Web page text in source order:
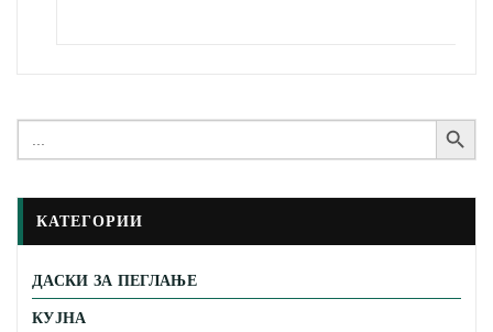
Search
for:
Search Button
КАТЕГОРИИ
ДАСКИ ЗА ПЕГЛАЊЕ
КУЈНА